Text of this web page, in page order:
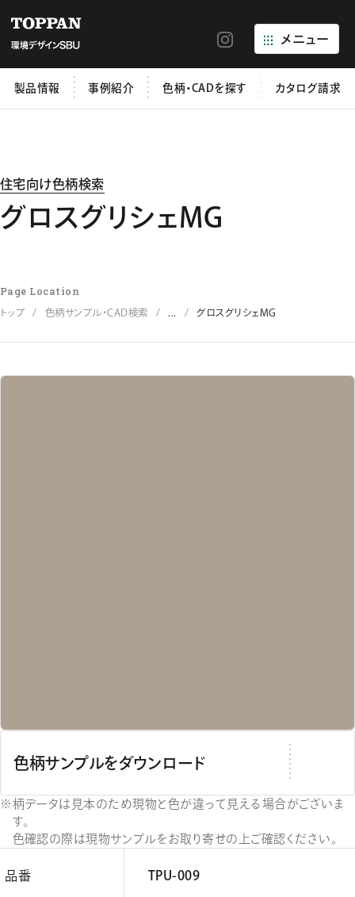
メニュー
製品情報 事例紹介 色柄・CADを探す カタログ請求
住宅向け色柄検索
グロスグリシェMG
Page Location
トップ 色柄サンプル・CAD検索 ... グロスグリシェMG
色柄サンプルをダウンロード
柄データは見本のため現物と色が違って見える場合がございま
す。
色確認の際は現物サンプルをお取り寄せの上ご確認ください。
品番 TPU-009